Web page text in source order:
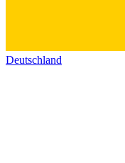
Deutschland